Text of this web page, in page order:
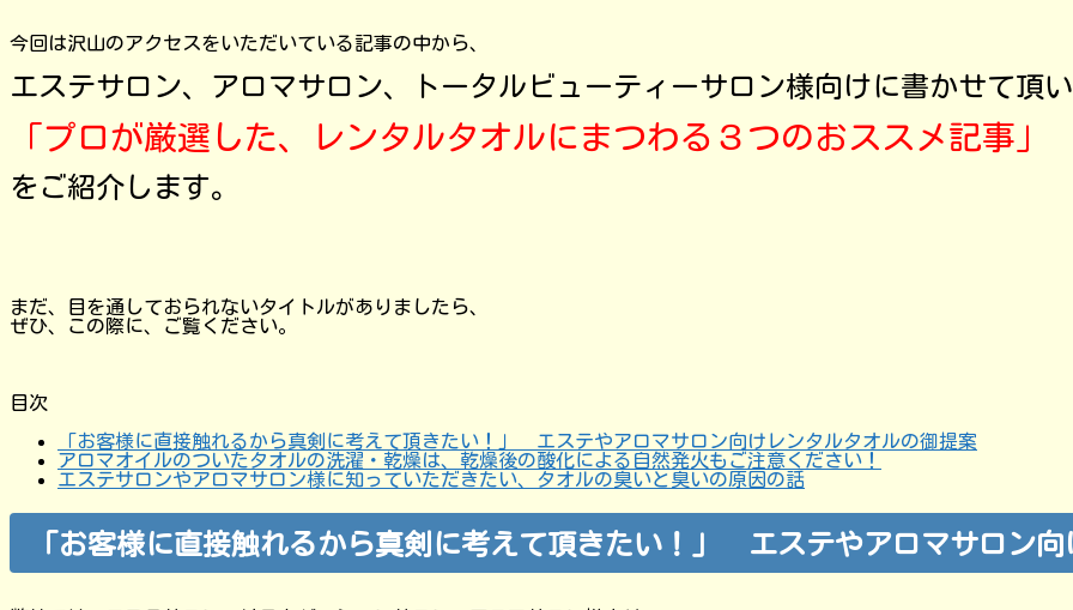
今回は沢山のアクセスをいただいている記事の中から、
エステサロン、アロマサロン、トータルビューティーサロン様向けに書かせて頂
「プロが厳選した、レンタルタオルにまつわる３つのおススメ記事」
をご紹介します。
まだ、目を通しておられないタイトルがありましたら、
ぜひ、この際に、ご覧ください。
目次
「お客様に直接触れるから真剣に考えて頂きたい！」 エステやアロマサロン向けレンタルタオルの御提案
アロマオイルのついたタオルの洗濯・乾燥は、乾燥後の酸化による自然発火もご注意ください！
エステサロンやアロマサロン様に知っていただきたい、タオルの臭いと臭いの原因の話
「お客様に直接触れるから真剣に考えて頂きたい！」 エステやアロマサロン